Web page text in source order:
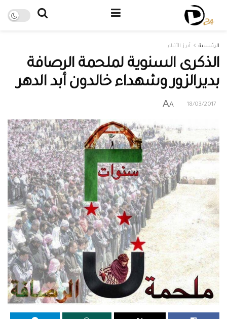
الرئيسية أبرز الأنباء
الذكرى السنوية لملحمة الرصافة
بديرالزور وشهداء خالدون أبد الدهر
18/03/2017
A
A